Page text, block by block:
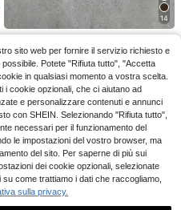
Luphoenix
Canotta casual da uomo traspirante
e ad asciugatura rapida, scollo roto
ndo, estiva
8 .56€
14
Magazzino EU Manfinity VCAY Magli
etta casual da uomo per pendolaris
mo e strada, patchwork a quadri, ef
fetto stratificato, colore a contrasto
2 in 1, autunnale, per city break, ma
glietta da strada, top a maniche lun
ghe, football
11 .48€
4-7 giorni lavorativi
sito web per fornire il servizio richiesto e
Potete "Rifiuta tutto", "Accetta
in qualsiasi momento a vostra scelta.
i cookie opzionali, che ci aiutano ad
e personalizzare contenuti e annunci
con SHEIN. Selezionando "Rifiuta tutto",
necessari per il funzionamento del
le impostazioni del vostro browser, ma
del sito. Per saperne di più sui
dei cookie opzionali, selezionate
come trattiamo i dati che raccogliamo,
sulla privacy.